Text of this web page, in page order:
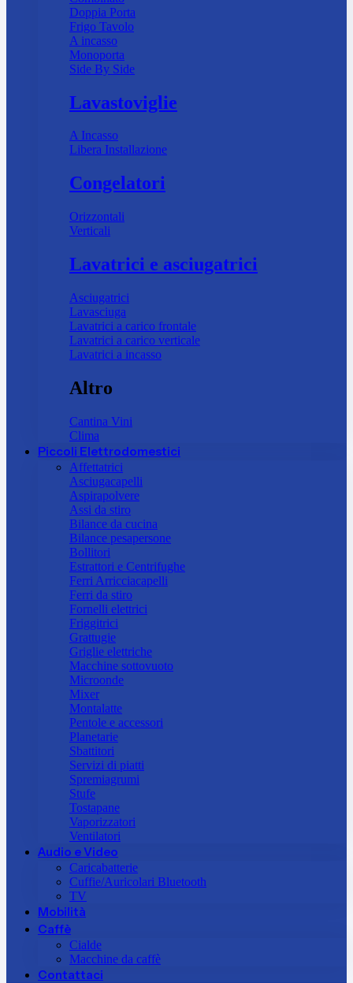
Doppia Porta
Frigo Tavolo
A incasso
Monoporta
Side By Side
Lavastoviglie
A Incasso
Libera Installazione
Congelatori
Orizzontali
Verticali
Lavatrici e asciugatrici
Asciugatrici
Lavasciuga
Lavatrici a carico frontale
Lavatrici a carico verticale
Lavatrici a incasso
Altro
Cantina Vini
Clima
Piccoli Elettrodomestici
Affettatrici
Asciugacapelli
Aspirapolvere
Assi da stiro
Bilance da cucina
Bilance pesapersone
Bollitori
Estrattori e Centrifughe
Ferri Arricciacapelli
Ferri da stiro
Fornelli elettrici
Friggitrici
Grattugie
Griglie elettriche
Macchine sottovuoto
Microonde
Mixer
Montalatte
Pentole e accessori
Planetarie
Sbattitori
Servizi di piatti
Spremiagrumi
Stufe
Tostapane
Vaporizzatori
Ventilatori
Audio e Video
Caricabatterie
Cuffie/Auricolari Bluetooth
TV
Mobilità
Caffè
Cialde
Macchine da caffè
Contattaci